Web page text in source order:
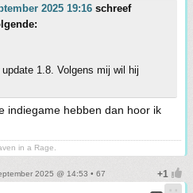
2025 19:16 schreef
1.8. Volgens mij wil hij
indiegame hebben dan hoor ik
in a Rage.
2025 @ 14:53 • 67